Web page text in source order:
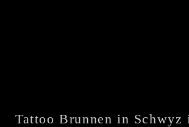
Tattoo Brunnen in